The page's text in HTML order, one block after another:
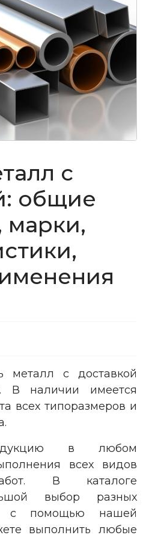
с
общие
марки,
металл с доставкой
В наличии имеется
всех типоразмеров и
в любом
всех видов
В каталоге
выбор разных
с помощью нашей
выполнить любые